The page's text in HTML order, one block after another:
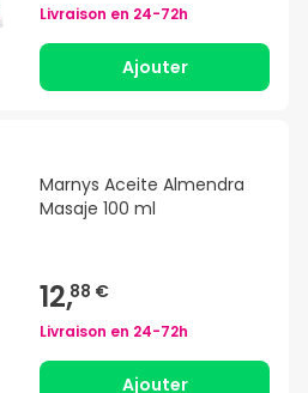
Livraison en 24-72h
Ajouter
Marnys Aceite Almendra
Masaje 100 ml
12,88 €
Livraison en 24-72h
Ajouter